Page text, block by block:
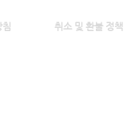
취소 및 환불 정책